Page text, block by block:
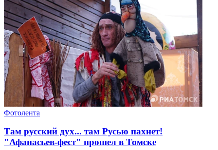
Фотолента
Там русский дух... там Русью пахнет!
"Афанасьев-фест" прошел в Томске